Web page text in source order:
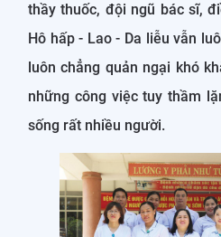
thầy thuốc, đội ngũ bác sĩ,
Hô hấp - Lao - Da liễu vẫn
luôn chẳng quản ngại khó
những công việc tuy thầm
sống rất nhiều người.